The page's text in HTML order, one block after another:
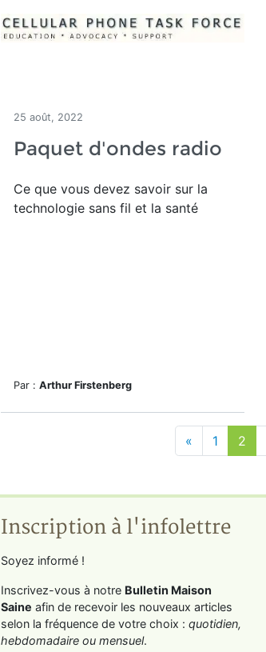
25 août, 2022
Paquet d'ondes radio
Ce que vous devez savoir sur la
technologie sans fil et la santé
Par : Arthur Firstenberg
« 1 2
Inscription à l'infolettre
Soyez informé !
Inscrivez-vous à notre Bulletin Maison
Saine afin de recevoir les nouveaux articles
selon la fréquence de votre choix : quotidien,
hebdomadaire ou mensuel.